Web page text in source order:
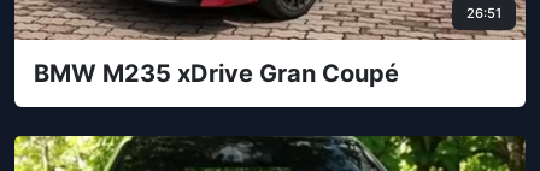
26:51
BMW M235 xDrive Gran Coupé